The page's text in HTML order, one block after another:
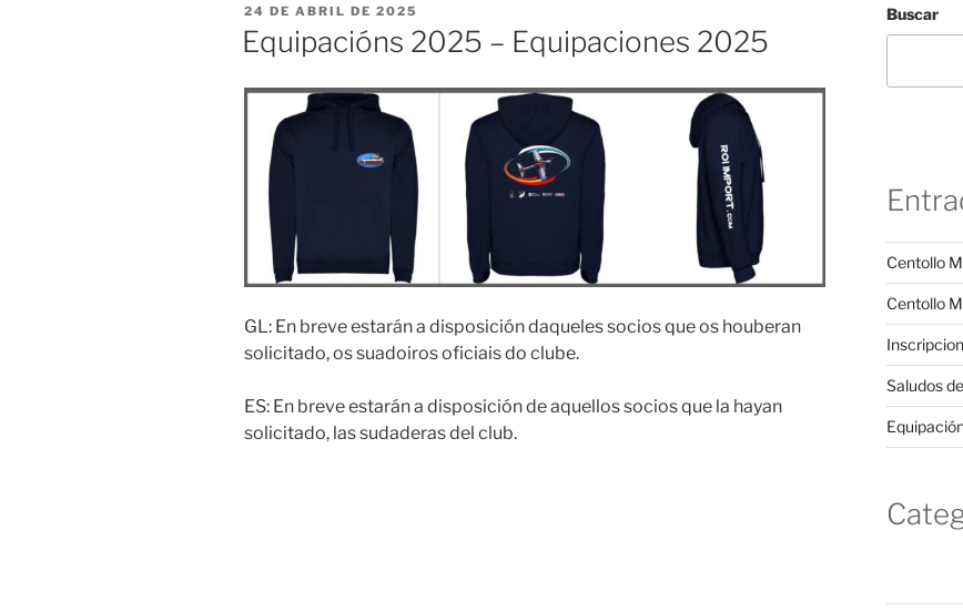
PUBLICADO
EL
24 DE ABRIL DE 2025
Equipacións 2025 – Equipaciones 2025
GL: En breve estarán a disposición daqueles socios que os houberan
solicitado, os suadoiros oficiais do clube.
ES: En breve estarán a disposición de aquellos socios que la hayan
solicitado, las sudaderas del club.
Buscar
Centollo
Centollo
Saludos